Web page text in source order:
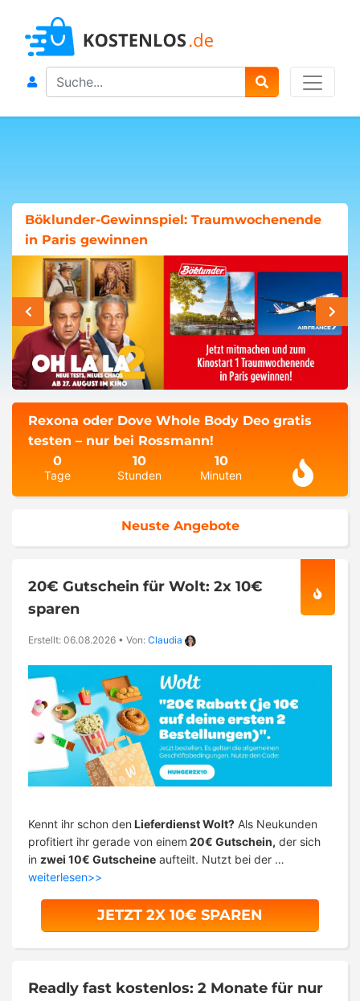
Search
Böklunder-Gewinnspiel: Traumwochenende
in Paris gewinnen
Rexona oder Dove Whole Body Deo gratis
testen – nur bei Rossmann!
0
Tage
10
Stunden
10
Minuten
Neuste Angebote
20€ Gutschein für Wolt: 2x 10€
sparen
Erstellt: 06.08.2026 • Von: Claudia
Kennt ihr schon den Lieferdienst Wolt? Als Neukunden
profitiert ihr gerade von einem 20€ Gutschein, der sich
in zwei 10€ Gutscheine aufteilt. Nutzt bei der …
weiterlesen>>
JETZT 2X 10€ SPAREN
Readly fast kostenlos: 2 Monate für nur